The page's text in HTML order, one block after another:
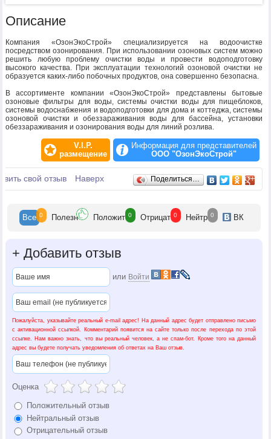
Описание
Компания «ОзонЭкоСтрой» специализируется на водоочистке
посредством озонирования. При использовании озоновых систем можно
решить любую проблему очистки воды и провести водоподготовку
высокого качества. При эксплуатации технологий озоновой очистки не
образуется каких-либо побочных продуктов, она совершенно безопасна.
В ассортименте компании «ОзонЭкоСтрой» представлены бытовые
озоновые фильтры для воды, системы очистки воды для пищеблоков,
системы водоснабжения и водоподготовки для дома и коттеджа, системы
озоновой очистки и обеззараживания воды для бассейна, установки
обеззараживания и озонирования воды для линий розлива.
V.I.P.
размещение
Информация для представителей
ООО "ОзонЭкоСтрой"
Отзывы
свой отзыв Наверх Поделиться…
Все 0 Полезн Положит 0 Отрицат 0 Нейтр 0 ВК
+ Добавить отзыв
или Войти
Пожалуйста, указывайте реальный e-mail адрес! На данный адрес будет отправлено письмо
с активационной ссылкой. Комментарий появится на сайте только после перехода по этой
ссылке. Нам важно знать, что вы реальный человек, а не спам-бот. Кроме того на данный
адрес вы будете получать уведомления об ответах на Ваш отзыв.
Оценка
Положительный отзыв
Нейтральный отзыв
Отрицательный отзыв